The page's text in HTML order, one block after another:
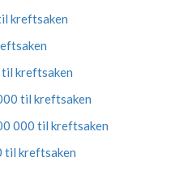
kreftsaken
til kreftsaken
til kreftsaken
000 til kreftsaken
til kreftsaken